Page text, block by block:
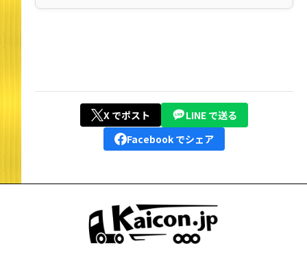
X でポスト
LINE で送る
Facebook でシェア